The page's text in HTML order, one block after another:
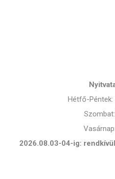
Hétfő-Péntek:
Szombat:
Vasárnap:
2026.08.03-04-ig: